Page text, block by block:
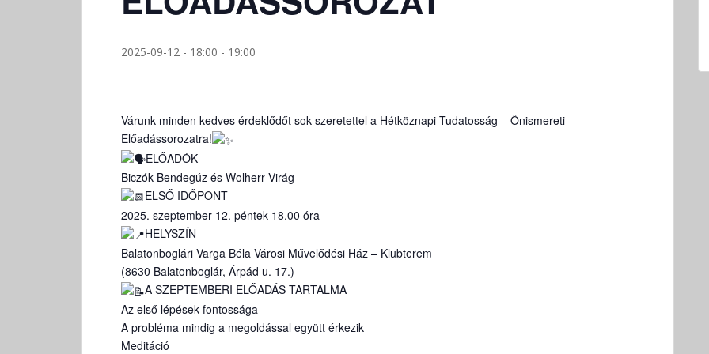
2025-09-12 - 18:00 - 19:00
Várunk minden kedves érdeklődőt sok szeretettel a Hétköznapi Tudatosság – Önismereti
Előadássorozatra!
ELŐADÓK
Biczók Bendegúz és Wolherr Virág
ELSŐ IDŐPONT
2025. szeptember 12. péntek 18.00 óra
HELYSZÍN
Balatonboglári Varga Béla Városi Művelődési Ház – Klubterem
(8630 Balatonboglár, Árpád u. 17.)
A SZEPTEMBERI ELŐADÁS TARTALMA
Az első lépések fontossága
A probléma mindig a megoldással együtt érkezik
Meditáció